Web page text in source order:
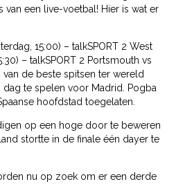
van een live-voetbal! Hier is wat er
15:00) – talkSPORT 2 West
– talkSPORT 2 Portsmouth vs
de beste spitsen ter wereld
te spelen voor Madrid.
Pogba
hoofdstad toegelaten.
op een hoge door te beweren
stortte in de finale één dayer te
nu op zoek om er een derde